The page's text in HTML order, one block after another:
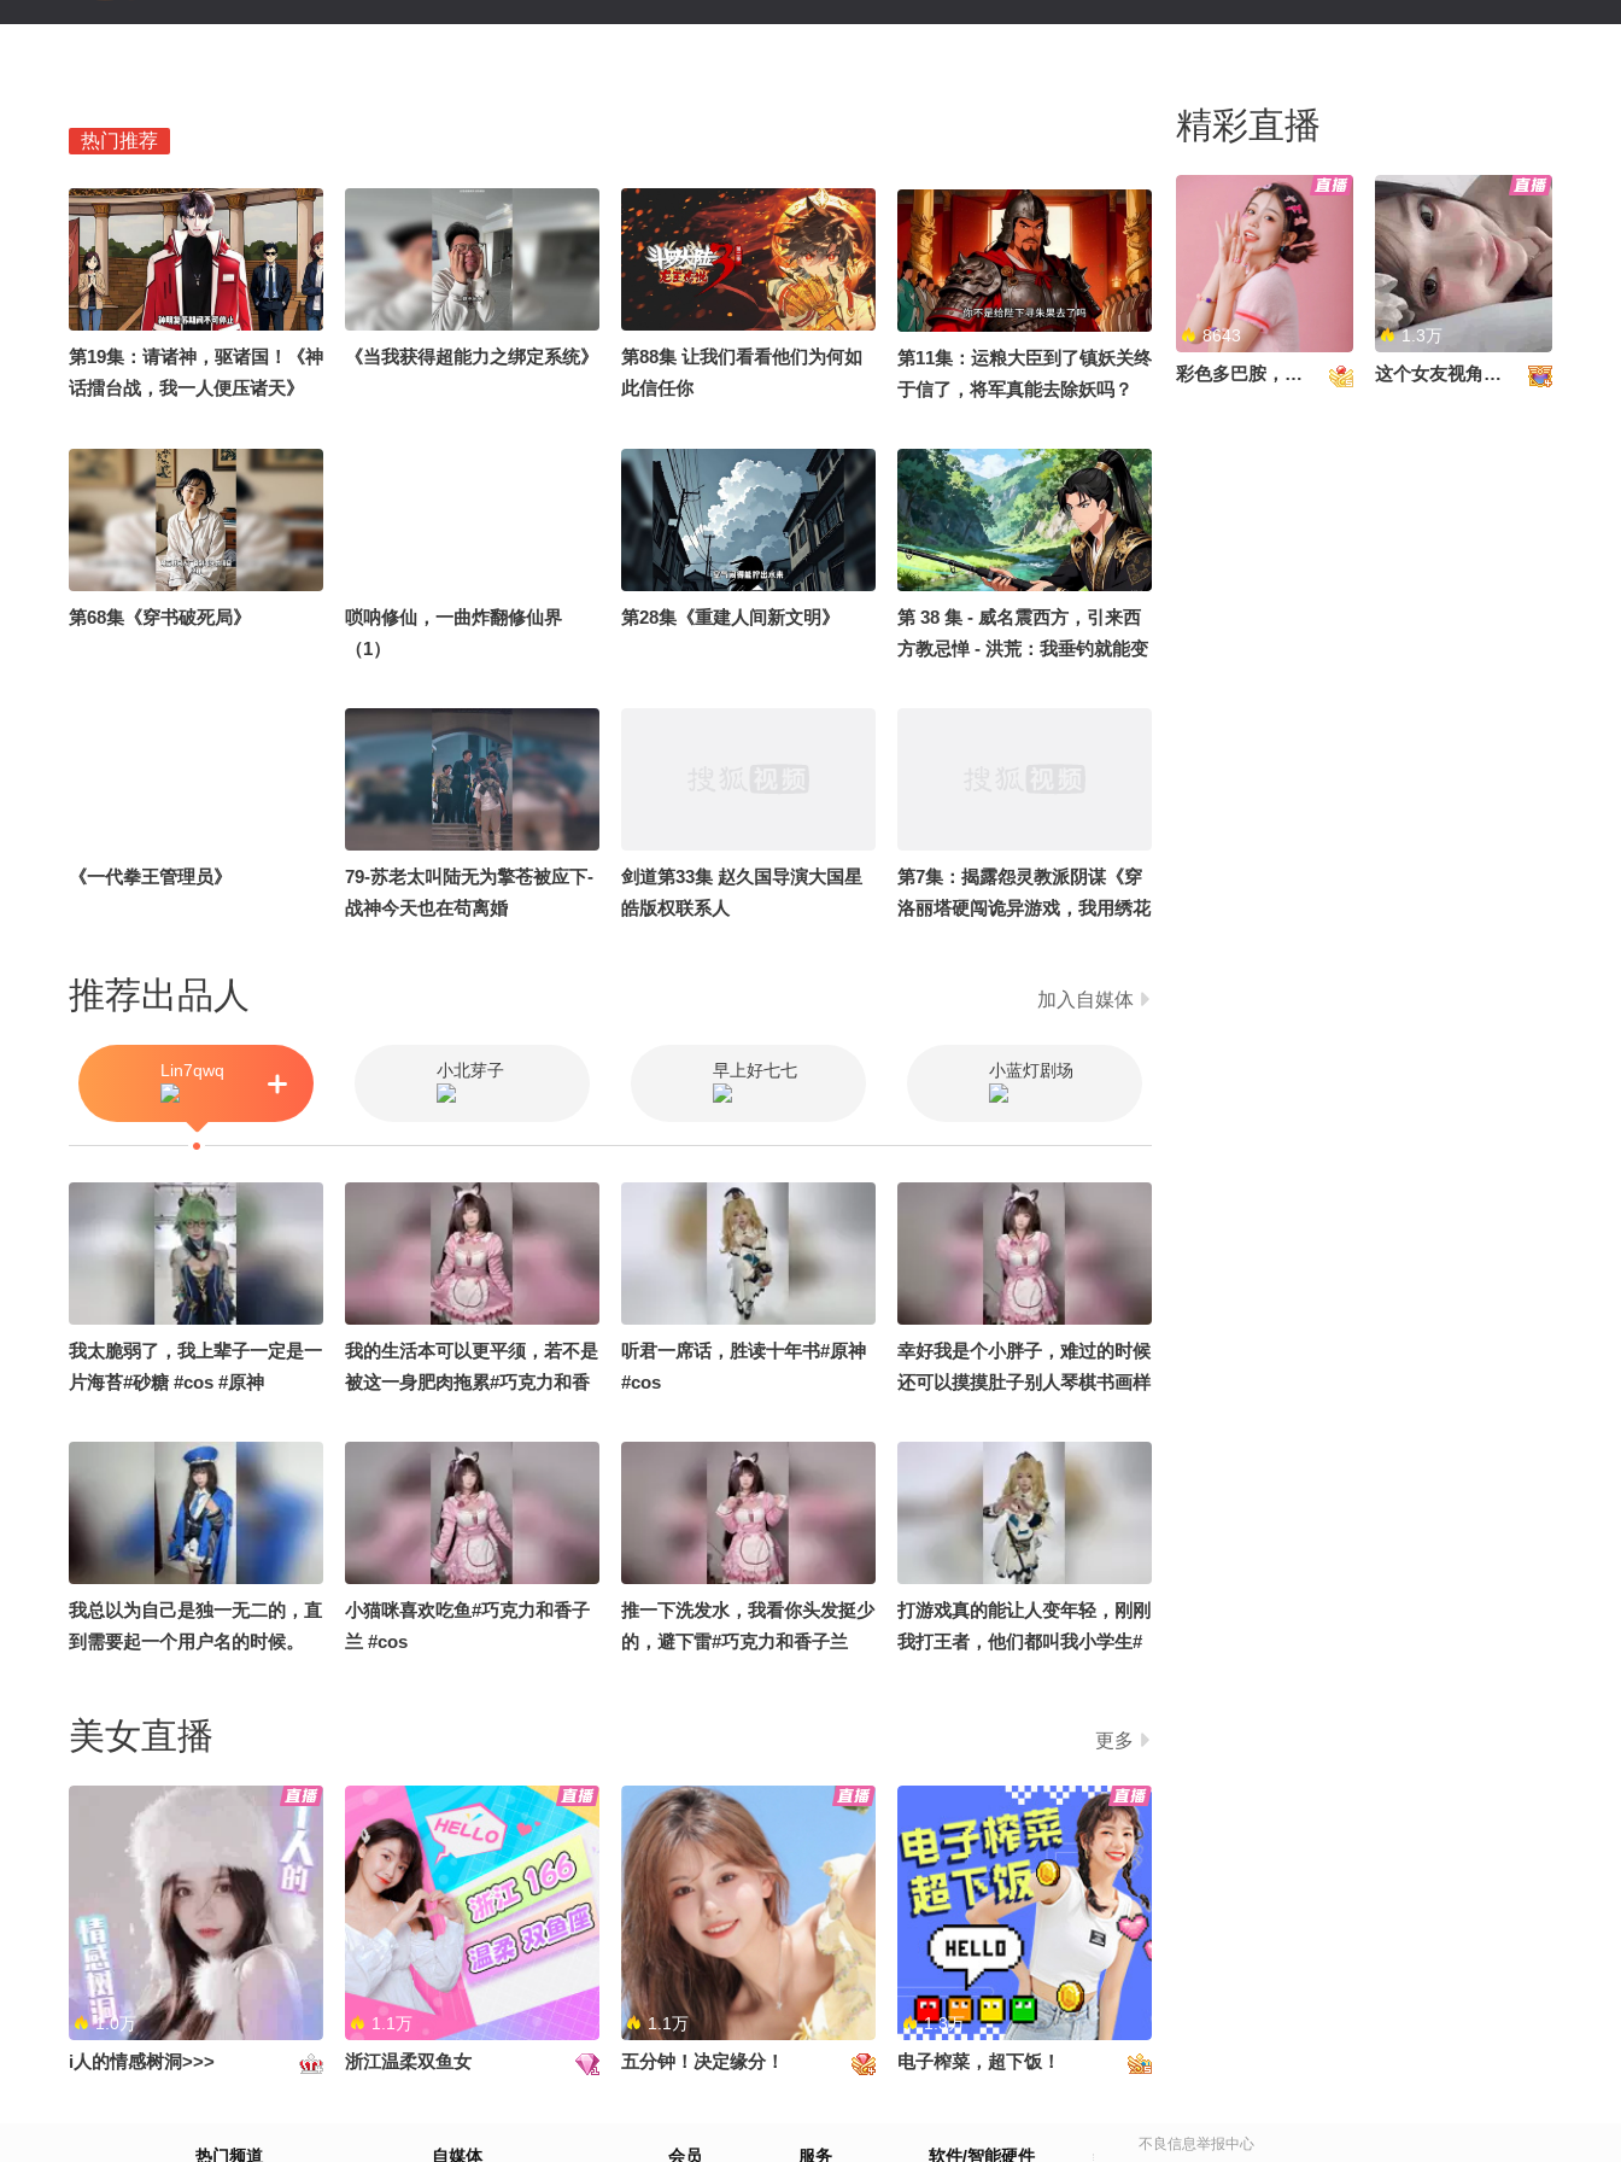
热门推荐
第19集：请诸神，驱诸国！《神
话擂台战，我一人便压诸天》
《当我获得超能力之绑定系统》
第88集 让我们看看他们为何如
此信任你
第11集：运粮大臣到了镇妖关终
于信了，将军真能去除妖吗？
第68集《穿书破死局》
唢呐修仙，一曲炸翻修仙界
（1）
第28集《重建人间新文明》
第 38 集 - 威名震西方，引来西
方教忌惮 - 洪荒：我垂钓就能变
《一代拳王管理员》
79-苏老太叫陆无为擎苍被应下-
战神今天也在苟离婚
剑道第33集 赵久国导演大国星
皓版权联系人
第7集：揭露怨灵教派阴谋《穿
洛丽塔硬闯诡异游戏，我用绣花
推荐出品人 加入自媒体
Lin7qwq 小北芽子 早上好七七 小蓝灯剧场
我太脆弱了，我上辈子一定是一
片海苔#砂糖 #cos #原神
我的生活本可以更平须，若不是
被这一身肥肉拖累#巧克力和香
听君一席话，胜读十年书#原神
#cos
幸好我是个小胖子，难过的时候
还可以摸摸肚子别人琴棋书画样
炸，啥啥都吃#cos
我总以为自己是独一无二的，直
到需要起一个用户名的时候。
小猫咪喜欢吃鱼#巧克力和香子
兰 #cos
推一下洗发水，我看你头发挺少
的，避下雷#巧克力和香子兰
打游戏真的能让人变年轻，刚刚
我打王者，他们都叫我小学生#
我这条咸鱼，也不是太想翻身#
芭芭拉 #cos #原神
#巧克力和香子兰 #cos 小猫#巧克力和香子兰 #cos
讲起道理 小嘴叭叭 摊上事情 眼
泪哗哗#胜利女神 #nikke胜利女
美女直播 更多
1.0万
i人的情感树洞>>>
1.1万
浙江温柔双鱼女
1.1万
五分钟！决定缘分！
1.3万
电子榨菜，超下饭！
精彩直播
8643
彩色多巴胺，甜到心里啦！
1.3万
这个女友视角好治愈~
热门频道 自媒体 会员 服务 软件/智能硬件
不良信息举报中心